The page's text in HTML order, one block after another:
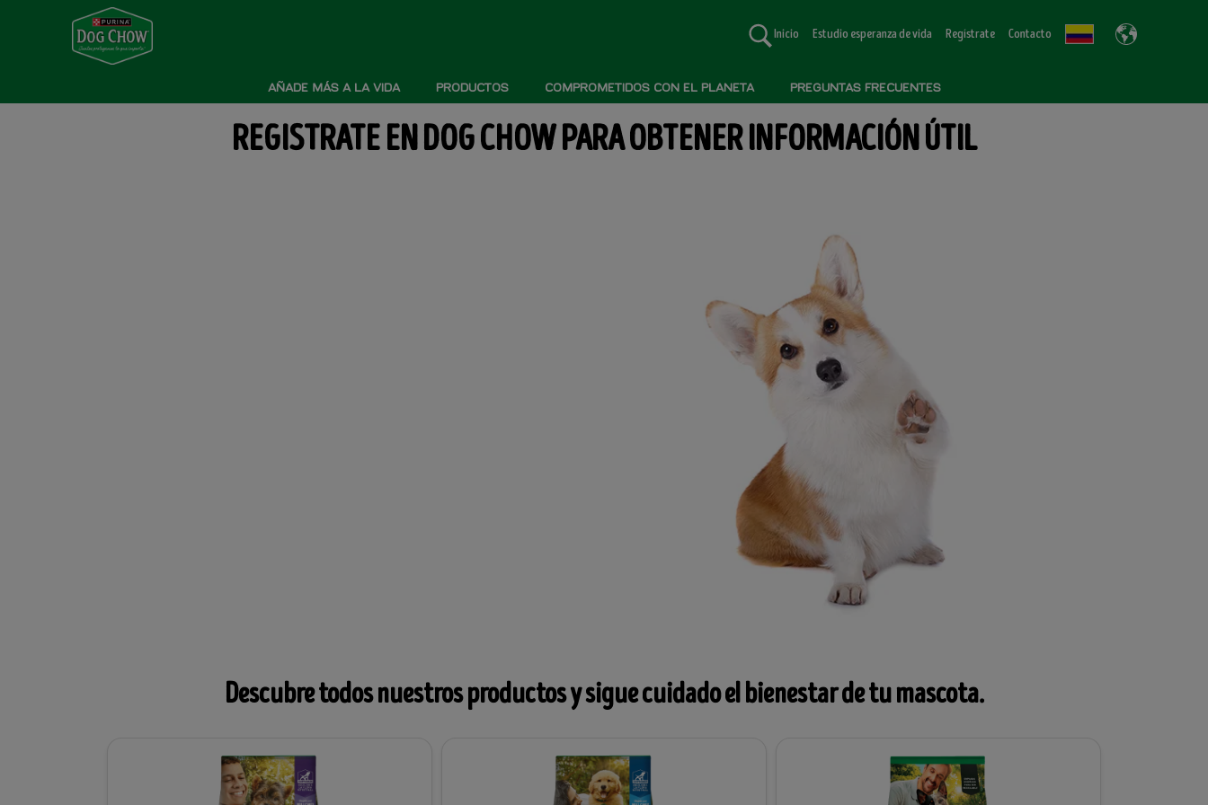
Pasar al contenido principal
Menú secundario Dog Chow
Inicio Estudio esperanza de vida Regístrate Contacto
AÑADE MÁS A LA VIDA PRODUCTOS COMPROMETIDOS CON EL PLANETA PREGUNTAS FRECUENTES
REGISTRATE EN DOG CHOW PARA OBTENER INFORMACIÓN ÚTIL
Descubre todos nuestros productos y sigue cuidado el bienestar de tu mascota.